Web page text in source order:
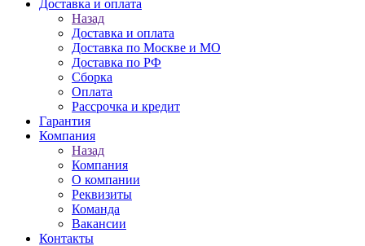
Доставка и оплата
Назад
Доставка и оплата
Доставка по Москве и МО
Доставка по РФ
Сборка
Оплата
Рассрочка и кредит
Гарантия
Компания
Назад
Компания
О компании
Реквизиты
Команда
Вакансии
Контакты